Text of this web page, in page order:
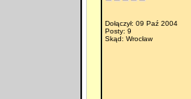
Dołączył: 09 Paź 2004
Posty: 9
Skąd: Wrocław